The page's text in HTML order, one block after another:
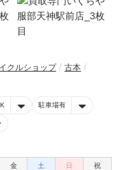
クルショップ
古本
駐車場有
金 土 日 祝